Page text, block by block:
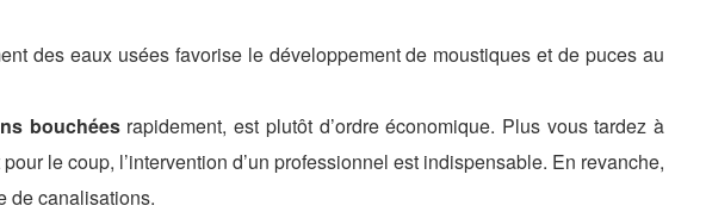
des eaux usées favorise le développement de moustiques et de puces au
bouchéesrapidement, est plutôt d’ordre économique. Plus vous tardez à
le coup, l’intervention d’un professionnel est indispensable. En revanche,
de canalisations.